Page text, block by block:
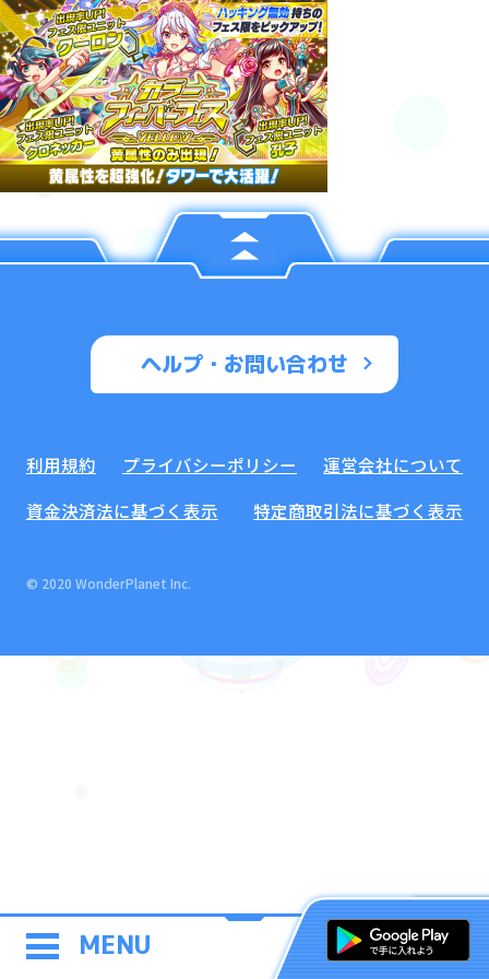
MENU
ヘルプ・お問い合わせ
利用規約 プライバシーポリシー
運営会社について
資金決済法に基づく表示
特定商取引法に基づく表示
© 2020 WonderPlanet Inc.